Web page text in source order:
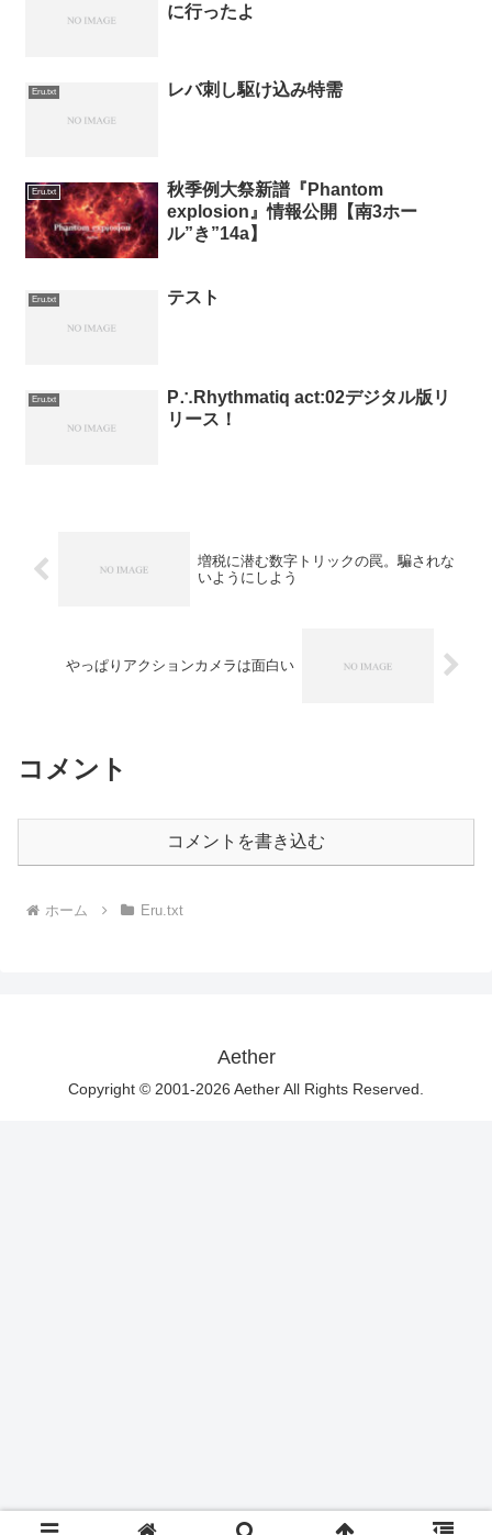
に行ったよ
Eru.txt レバ刺し駆け込み特需
Eru.txt
秋季例大祭新譜『Phantom
explosion』情報公開【南3ホー
ル”き”14a】
Eru.txt テスト
Eru.txt
P∴Rhythmatiq act:02デジタル版リ
リース！
増税に潜む数字トリックの罠。騙されな
いようにしよう
やっぱりアクションカメラは面白い
コメント
コメントを書き込む
ホーム Eru.txt
Aether
Copyright © 2001-2026 Aether All Rights Reserved.